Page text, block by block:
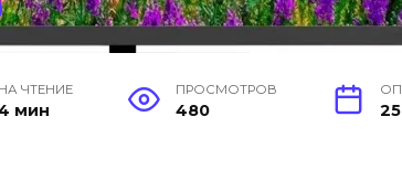
НА ЧТЕНИЕ
мин
ПРОСМОТРОВ
480